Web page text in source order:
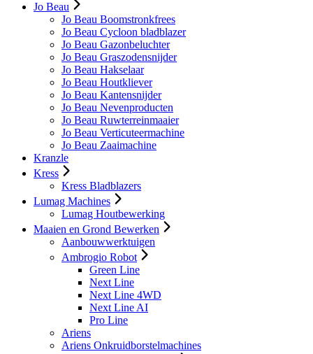
Jo Beau
Jo Beau Boomstronkfrees
Jo Beau Cycloon bladblazer
Jo Beau Gazonbeluchter
Jo Beau Graszodensnijder
Jo Beau Hakselaar
Jo Beau Houtkliever
Jo Beau Kantensnijder
Jo Beau Nevenproducten
Jo Beau Ruwterreinmaaier
Jo Beau Verticuteermachine
Jo Beau Zaaimachine
Kranzle
Kress
Kress Bladblazers
Lumag Machines
Lumag Houtbewerking
Maaien en Grond Bewerken
Aanbouwwerktuigen
Ambrogio Robot
Green Line
Next Line
Next Line 4WD
Next Line AI
Pro Line
Ariens
Ariens Onkruidborstelmachines